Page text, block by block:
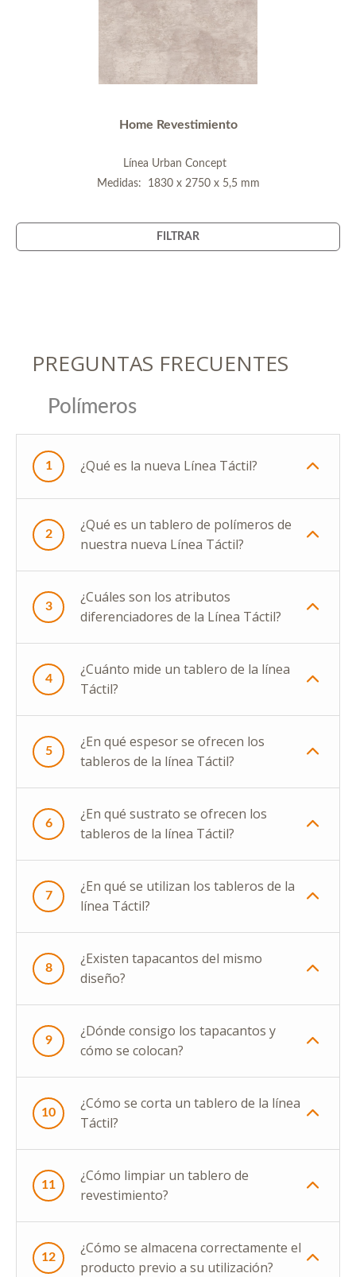
Home Revestimiento
Línea Urban Concept
Medidas: 1830 x 2750 x 5,5 mm
FILTRAR
PREGUNTAS FRECUENTES
Polímeros
1 ¿Qué es la nueva Línea Táctil?
2
¿Qué es un tablero de polímeros de
nuestra nueva Línea Táctil?
3
¿Cuáles son los atributos
diferenciadores de la Línea Táctil?
4
¿Cuánto mide un tablero de la línea
Táctil?
5
¿En qué espesor se ofrecen los
tableros de la línea Táctil?
6
¿En qué sustrato se ofrecen los
tableros de la línea Táctil?
7
¿En qué se utilizan los tableros de la
línea Táctil?
8
¿Existen tapacantos del mismo
diseño?
9
¿Dónde consigo los tapacantos y
cómo se colocan?
10
¿Cómo se corta un tablero de la línea
Táctil?
11
¿Cómo limpiar un tablero de
revestimiento?
12
¿Cómo se almacena correctamente el
producto previo a su utilización?